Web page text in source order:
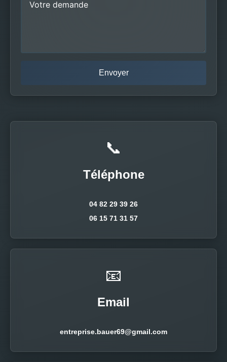
📞
Téléphone
04 82 29 39 26
06 15 71 31 57
📧
Email
entreprise.bauer69@gmail.com